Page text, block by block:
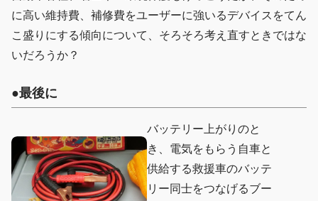
に高い維持費、補修費をユーザーに強いるデバイスをてん
こ盛りにする傾向について、そろそろ考え直すときではな
いだろうか？
●最後に
バッテリー上がりのと
き、電気をもらう自車と
供給する救援車のバッテ
リー同士をつなげるブー